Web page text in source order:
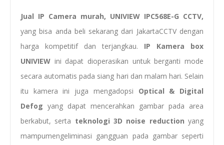
Jual IP Camera murah, UNIVIEW IPC568E-G CCTV,
yang bisa anda beli sekarang dari JakartaCCTV dengan
harga kompetitif dan terjangkau. IP Kamera box
UNIVIEW ini dapat dioperasikan untuk berganti mode
secara automatis pada siang hari dan malam hari. Selain
itu kamera ini juga mengadopsi Optical & Digital
Defog yang dapat mencerahkan gambar pada area
berkabut, serta teknologi 3D noise reductionyang
mampumengeliminasi gangguan pada gambar seperti